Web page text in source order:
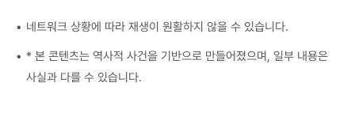
네트워크 상황에 따라 재생이 원활하지 않을 수 있습니다.
* 본 콘텐츠는 역사적 사건을 기반으로 만들어졌으며, 일부 내용은
사실과 다를 수 있습니다.